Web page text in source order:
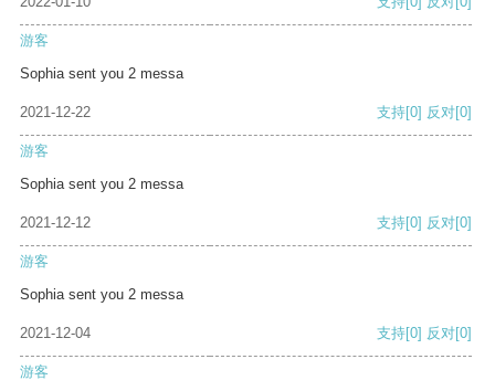
游客
Sophia sent you 2 messa
2021-12-22 支持[0] 反对[0]
游客
Sophia sent you 2 messa
2021-12-12 支持[0] 反对[0]
游客
Sophia sent you 2 messa
2021-12-04 支持[0] 反对[0]
游客